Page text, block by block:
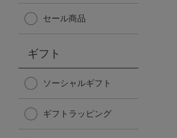
Afternoon Tea TEAROOM
日傘
セール商品
ギフト
ソーシャルギフト
ギフトラッピング